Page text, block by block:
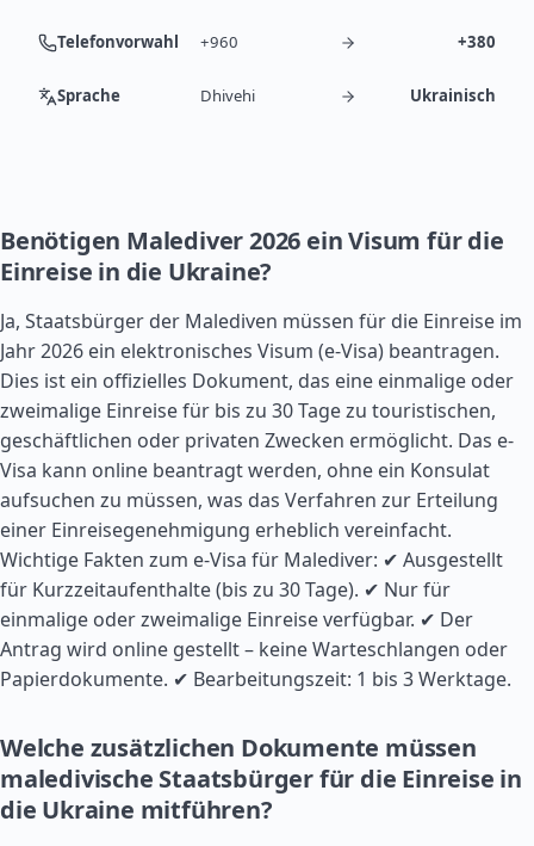
Telefonvorwahl +960 +380
Sprache Dhivehi Ukrainisch
Benötigen Malediver 2026 ein Visum für die
Einreise in die Ukraine?
Ja, Staatsbürger der Malediven müssen für die Einreise im
Jahr 2026 ein elektronisches Visum (e-Visa) beantragen.
Dies ist ein offizielles Dokument, das eine einmalige oder
zweimalige Einreise für bis zu 30 Tage zu touristischen,
geschäftlichen oder privaten Zwecken ermöglicht. Das e-
Visa kann online beantragt werden, ohne ein Konsulat
aufsuchen zu müssen, was das Verfahren zur Erteilung
einer Einreisegenehmigung erheblich vereinfacht.
Wichtige Fakten zum e-Visa für Malediver: ✔ Ausgestellt
für Kurzzeitaufenthalte (bis zu 30 Tage). ✔ Nur für
einmalige oder zweimalige Einreise verfügbar. ✔ Der
Antrag wird online gestellt – keine Warteschlangen oder
Papierdokumente. ✔ Bearbeitungszeit: 1 bis 3 Werktage.
Welche zusätzlichen Dokumente müssen
maledivische Staatsbürger für die Einreise in
die Ukraine mitführen?